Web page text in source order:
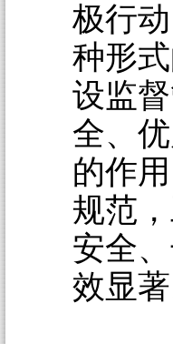
极行
种形
设监
全、
的作
规范
安全
效显著